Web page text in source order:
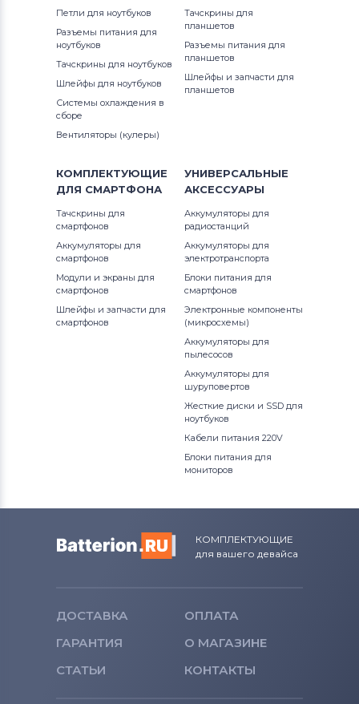
Петли для ноутбуков
Разъемы питания для
ноутбуков
Тачскрины для ноутбуков
Шлейфы для ноутбуков
Системы охлаждения в
сборе
Вентиляторы (кулеры)
Тачскрины для
планшетов
Разъемы питания для
планшетов
Шлейфы и запчасти для
планшетов
КОМПЛЕКТУЮЩИЕ
ДЛЯ СМАРТФОНА
Тачскрины для
смартфонов
Аккумуляторы для
смартфонов
Модули и экраны для
смартфонов
Шлейфы и запчасти для
смартфонов
УНИВЕРСАЛЬНЫЕ
АКСЕССУАРЫ
Аккумуляторы для
радиостанций
Аккумуляторы для
электротранспорта
Блоки питания для
смартфонов
Электронные компоненты
(микросхемы)
Аккумуляторы для
пылесосов
Аккумуляторы для
шуруповертов
Жесткие диски и SSD для
ноутбуков
Кабели питания 220V
Блоки питания для
мониторов
КОМПЛЕКТУЮЩИЕ
для вашего девайса
ДОСТАВКА
ОПЛАТА
ГАРАНТИЯ
О МАГАЗИНЕ
СТАТЬИ
КОНТАКТЫ